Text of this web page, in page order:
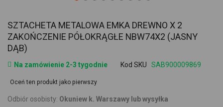
SZTACHETA METALOWA EMKA DREWNO X 2
ZAKOŃCZENIE PÓŁOKRĄGŁE NBW74X2 (JASNY
DĄB)
Na zamówienie 2-3 tygodnie Kod SKU SAB900009869
Oceń ten produkt jako pierwszy
Odbiór osobisty: Okuniew k. Warszawy lub wysyłka